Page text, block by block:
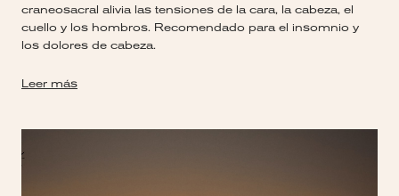
craneosacral alivia las tensiones de la cara, la cabeza, el
cuello y los hombros. Recomendado para el insomnio y
los dolores de cabeza.
Leer más